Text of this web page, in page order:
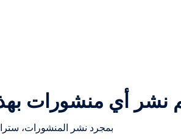
نشر أي منشورات
بمجرد نشر المنشورات،